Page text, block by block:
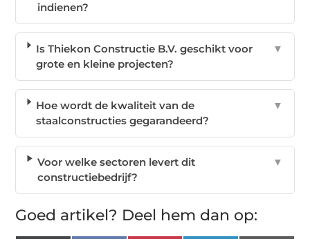
indienen?
Is Thiekon Constructie B.V. geschikt voor
grote en kleine projecten?
▼
Hoe wordt de kwaliteit van de
staalconstructies gegarandeerd?
▼
Voor welke sectoren levert dit
constructiebedrijf?
▼
Goed artikel? Deel hem dan op: